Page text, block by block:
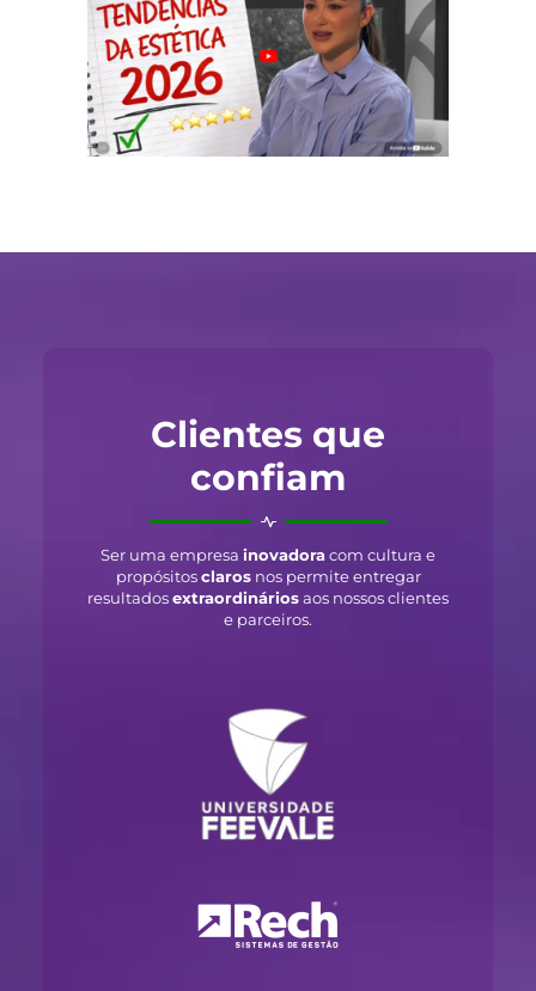
Clientes que
confiam
Ser uma empresa inovadoracom cultura e
propósitosclarosnos permite entregar
resultadosextraordináriosaos nossos clientes
e parceiros.